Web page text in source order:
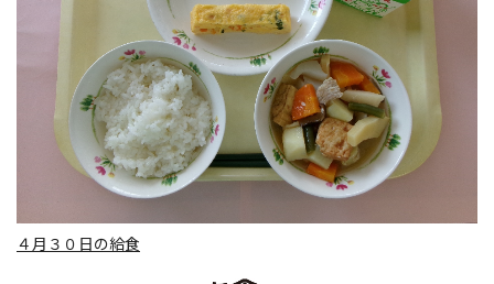
４月３０日の給食